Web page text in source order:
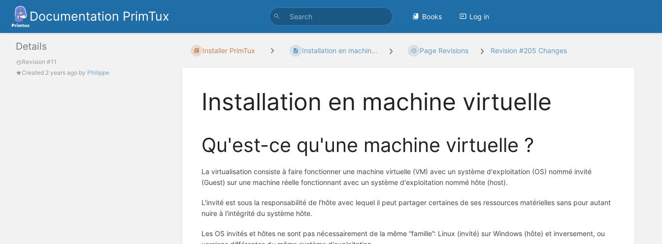
Documentation PrimTux Books Log in
Details
Revision #11
Created 2 years ago by Philippe
Installer PrimTux Installation en machin... Page Revisions Revision #205 Changes
Installation en machine virtuelle
Qu'est-ce qu'une machine virtuelle ?
La virtualisation consiste à faire fonctionner une machine virtuelle (VM) avec un système d'exploitation (OS) nommé invité
(Guest) sur une machine réelle fonctionnant avec un système d'exploitation nommé hôte (host).
L'invité est sous la responsabilité de l'hôte avec lequel il peut partager certaines de ses ressources matérielles sans pour autant
nuire à l'intégrité du système hôte.
Les OS invités et hôtes ne sont pas nécessairement de la même “famille”: Linux (invité) sur Windows (hôte) et inversement, ou